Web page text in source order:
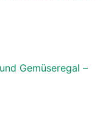
Gemüseregal –